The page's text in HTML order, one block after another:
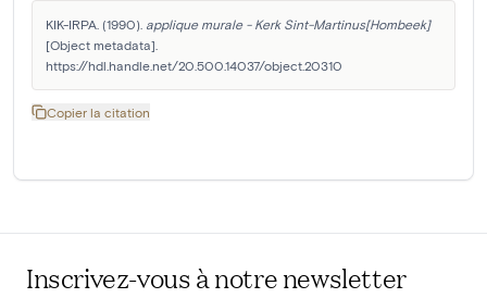
KIK-IRPA. (1990). applique murale - Kerk Sint-Martinus[Hombeek]
[Object metadata].
https://hdl.handle.net/20.500.14037/object.20310
Copier la citation
Inscrivez-vous à notre newsletter